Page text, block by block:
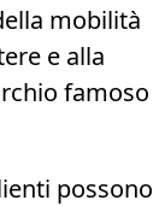
mobilità
e alla
famoso
possono